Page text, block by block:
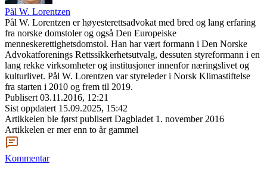
Pål W. Lorentzen
Pål W. Lorentzen er høyesterettsadvokat med bred og lang erfaring
fra norske domstoler og også Den Europeiske
menneskerettighetsdomstol. Han har vært formann i Den Norske
Advokatforenings Rettssikkerhetsutvalg, dessuten styreformann i en
lang rekke virksomheter og institusjoner innenfor næringslivet og
kulturlivet. Pål W. Lorentzen var styreleder i Norsk Klimastiftelse
fra starten i 2010 og frem til 2019.
Publisert 03.11.2016, 12:21
Sist oppdatert 15.09.2025, 15:42
Artikkelen ble først publisert Dagbladet 1. november 2016
Artikkelen er mer enn to år gammel
Kommentar